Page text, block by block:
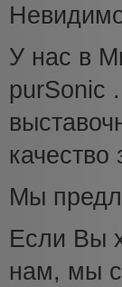
У нас в
purSonic
качество
Мы
Если Вы
нам, мы с